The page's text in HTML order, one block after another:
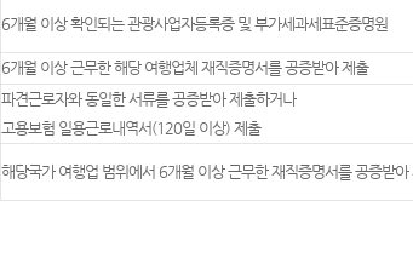
6개월 이상 확인되는 관광사업자등록증 및 부가세과세표준증명원
6개월 이상 근무한 해당 여행업체 재직증명서를 공증받아 제출
파견근로자와 동일한 서류를 공증받아 제출하거나
고용보험 일용근로내역서(120일 이상) 제출
해당국가 여행업 범위에서 6개월 이상 근무한 재직증명서를 공증받아